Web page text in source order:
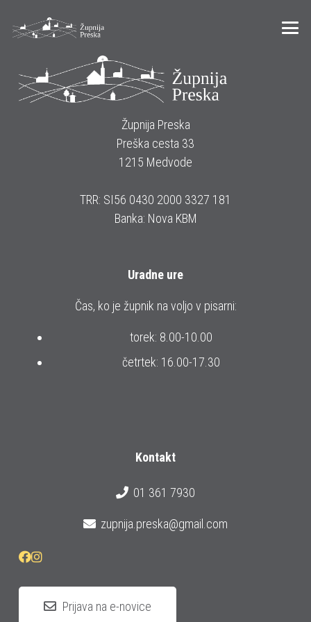
Župnija Preska
Preška cesta 33
1215 Medvode
TRR: SI56 0430 2000 3327 181
Banka: Nova KBM
Uradne ure
Čas, ko je župnik na voljo v pisarni:
torek: 8.00-10.00
četrtek: 16.00-17.30
Kontakt
01 361 7930
zupnija.preska@gmail.com
Prijava na e-novice